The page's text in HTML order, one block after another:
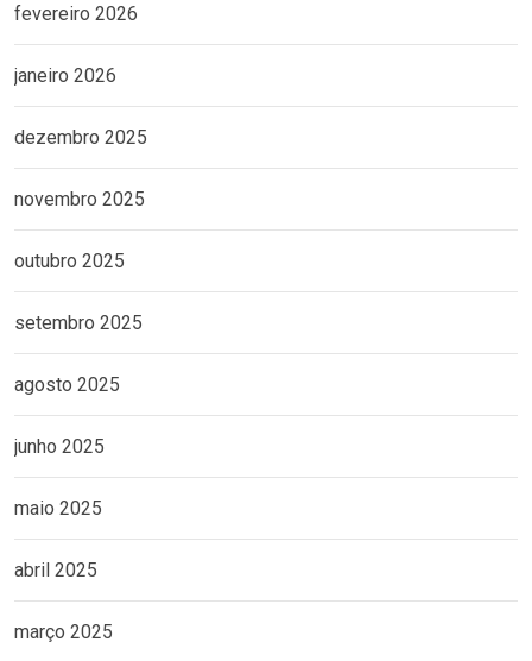
fevereiro 2026
janeiro 2026
dezembro 2025
novembro 2025
outubro 2025
setembro 2025
agosto 2025
junho 2025
maio 2025
abril 2025
março 2025